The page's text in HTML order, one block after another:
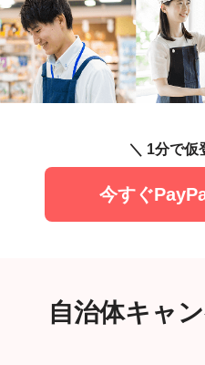
＼ 1分で仮
今すぐ
自治体キャ